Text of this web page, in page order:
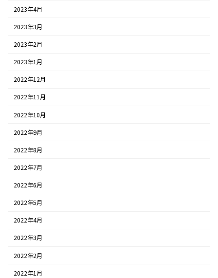
2023年4月
2023年3月
2023年2月
2023年1月
2022年12月
2022年11月
2022年10月
2022年9月
2022年8月
2022年7月
2022年6月
2022年5月
2022年4月
2022年3月
2022年2月
2022年1月